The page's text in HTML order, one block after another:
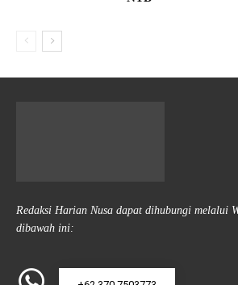
Redaksi Harian Nusa dapat dihubungi melalui
dibawah ini: